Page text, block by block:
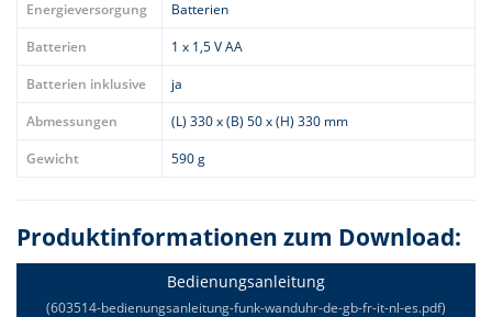
Energieversorgung
Batterien
Batterien
1 x 1,5 V AA
Batterien inklusive
ja
Abmessungen
(L) 330 x (B) 50 x (H) 330 mm
Gewicht
590 g
Produktinformationen zum Download:
Bedienungsanleitung
(603514-bedienungsanleitung-funk-wanduhr-de-gb-fr-it-nl-es.pdf)